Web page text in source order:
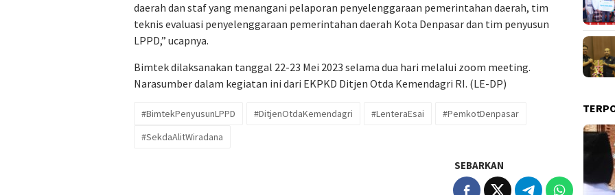
daerah dan staf yang menangani pelaporan penyelenggaraan pemerintahan daerah, tim
teknis evaluasi penyelenggaraan pemerintahan daerah Kota Denpasar dan tim penyusun
LPPD,” ucapnya.
Bimtek dilaksanakan tanggal 22-23 Mei 2023 selama dua hari melalui zoom meeting.
Narasumber dalam kegiatan ini dari EKPKD Ditjen Otda Kemendagri RI. (LE-DP)
#BimtekPenyusunLPPD #DitjenOtdaKemendagri #LenteraEsai
#PemkotDenpasar
#SekdaAlitWiradana
SEBARKAN